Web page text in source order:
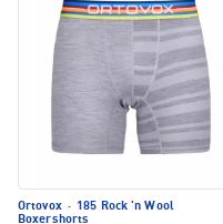
Ortovox · 185 Rock 'n Wool
Boxershorts